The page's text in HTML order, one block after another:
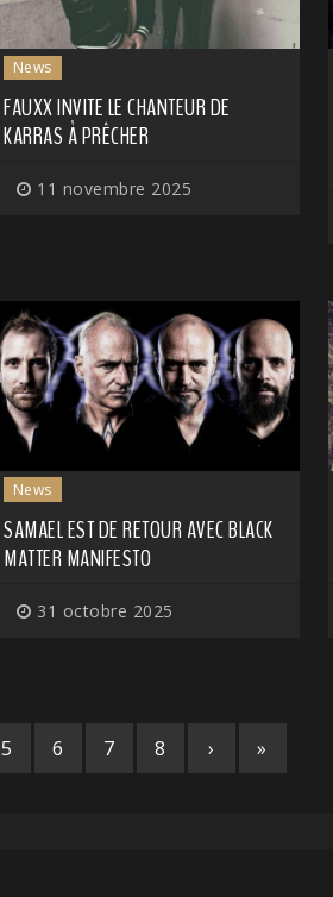
News
FAUXX INVITE LE CHANTEUR DE
KARRAS À PRÊCHER
11 novembre 2025
News
SAMAEL EST DE RETOUR AVEC BLACK
MATTER MANIFESTO
31 octobre 2025
5 6 7 8 › »